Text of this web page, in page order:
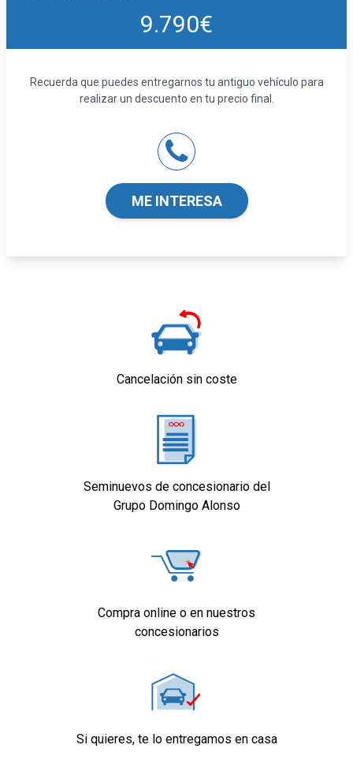
con ruedas semi-independientes
Cinturón de seguridad delantero en asiento
conductor, acompañante y ajustable en altura
Limpiaparabrisas delantero
Rueda de repuesto con llanta en acero de
Control de estabilidad
Sistema de servofreno de emergencia
9.790€
Recuerda que puedes entregarnos tu antiguo vehículo para
realizar un descuento en tu precio final.
ME INTERESA
Cancelación sin coste
Seminuevos de concesionario del
Grupo Domingo Alonso
Compra online o en nuestros
concesionarios
Si quieres, te lo entregamos en casa